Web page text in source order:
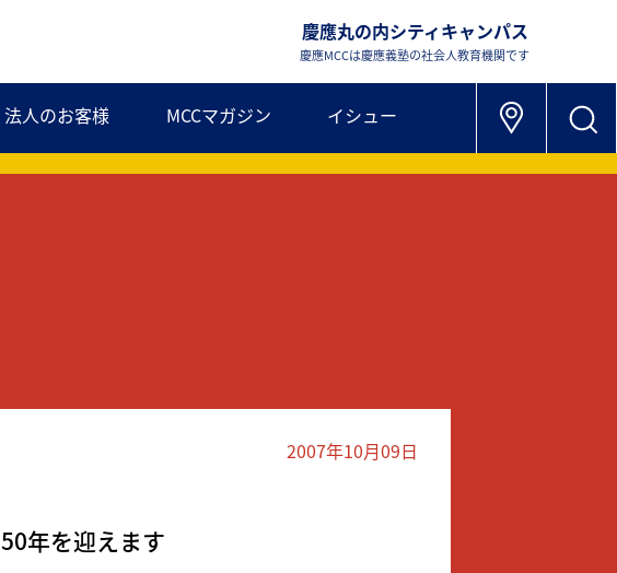
慶應丸の内シティキャンパス
慶應MCCは慶應義塾の社会人教育機関です
法人のお客様 MCCマガジン イシュー
2007年10月09日
年を迎えます